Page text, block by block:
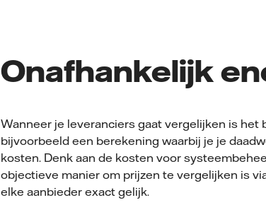
Onafhankelijk
Wanneer je leveranciers gaat vergelijken is het
bijvoorbeeld een berekening waarbij je je
kosten. Denk aan de kosten voor
objectieve manier om prijzen te vergelijken is
elke aanbieder exact gelijk.